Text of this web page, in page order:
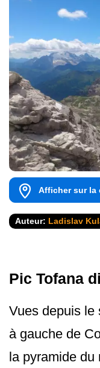
Afficher sur la
Auteur: Ladislav
Pic Tofana
Vues depuis le
à gauche de
la pyramide